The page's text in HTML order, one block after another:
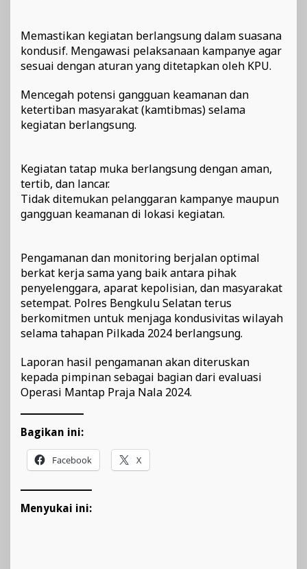
Memastikan kegiatan berlangsung dalam suasana
kondusif. Mengawasi pelaksanaan kampanye agar
sesuai dengan aturan yang ditetapkan oleh KPU.
Mencegah potensi gangguan keamanan dan
ketertiban masyarakat (kamtibmas) selama
kegiatan berlangsung.
Kegiatan tatap muka berlangsung dengan aman,
tertib, dan lancar.
Tidak ditemukan pelanggaran kampanye maupun
gangguan keamanan di lokasi kegiatan.
Pengamanan dan monitoring berjalan optimal
berkat kerja sama yang baik antara pihak
penyelenggara, aparat kepolisian, dan masyarakat
setempat. Polres Bengkulu Selatan terus
berkomitmen untuk menjaga kondusivitas wilayah
selama tahapan Pilkada 2024 berlangsung.
Laporan hasil pengamanan akan diteruskan
kepada pimpinan sebagai bagian dari evaluasi
Operasi Mantap Praja Nala 2024.
Bagikan ini:
Facebook X
Menyukai ini: